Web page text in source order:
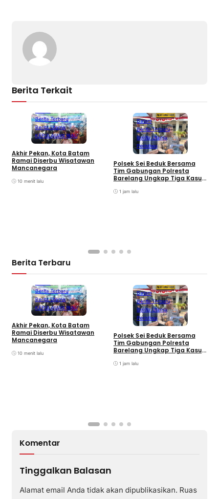
Berita Terkait
Berita Terbaru
Berita Utama
KEPULAUAN RIAU
Akhir Pekan, Kota Batam
Ramai Diserbu Wisatawan
Mancanegara
10 menit lalu
Batam
Berita Terbaru
Berita Utama
Peristiwa
Polsek Sei Beduk Bersama
Tim Gabungan Polresta
Barelang Ungkap Tiga Kasus
1 jam lalu
Berita Terbaru
Berita Terbaru
Berita Utama
KEPULAUAN RIAU
Akhir Pekan, Kota Batam
Ramai Diserbu Wisatawan
Mancanegara
10 menit lalu
Batam
Berita Terbaru
Berita Utama
Peristiwa
Polsek Sei Beduk Bersama
Tim Gabungan Polresta
Barelang Ungkap Tiga Kasus
1 jam lalu
Komentar
Tinggalkan Balasan
Alamat email Anda tidak akan dipublikasikan. Ruas